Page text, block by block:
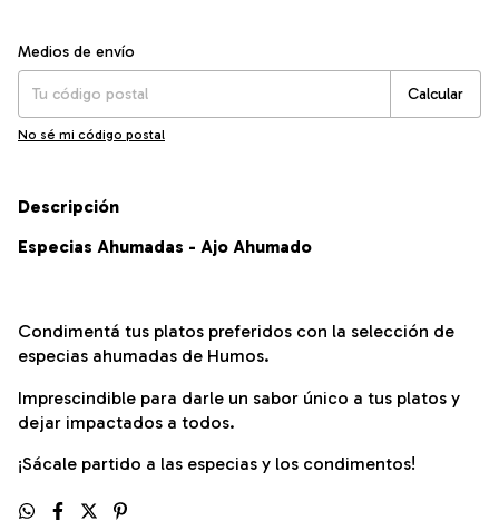
Entregas para el CP:
Medios de envío
Calcular
No sé mi código postal
Descripción
Especias Ahumadas - Ajo Ahumado
Condimentá tus platos preferidos con la selección de
especias ahumadas de Humos.
Imprescindible para darle un sabor único a tus platos y
dejar impactados a todos.
¡Sácale partido a las especias y los condimentos!